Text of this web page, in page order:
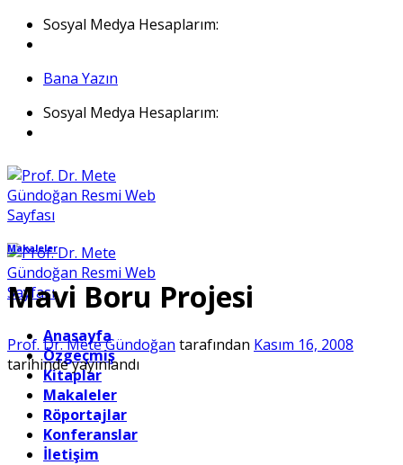
İçeriğe
atla
Sosyal Medya Hesaplarım:
Bana Yazın
Sosyal Medya Hesaplarım:
Anasayfa
Özgeçmiş
Kitaplar
Makaleler
Röportajlar
Konferanslar
İletişim
Makaleler
Mavi Boru Projesi
Prof. Dr. Mete Gündoğan tarafından Kasım 16, 2008
tarihinde yayınlandı